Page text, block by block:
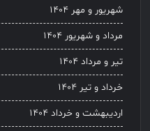
شهریور و مهر ۱۴۰۴
مرداد و شهریور ۱۴۰۴
تیر و مرداد ۱۴۰۴
خرداد و تیر ۱۴۰۴
اردیبهشت و خرداد ۱۴۰۴